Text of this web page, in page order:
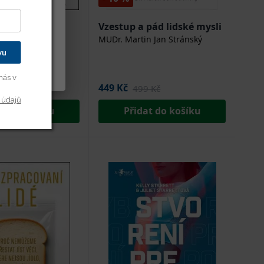
Hanna-
Ali Roff
do košíku
Vzestup a pád lidské mysli
MUDr. Martin Jan Stránský
449 Kč 499 Kč
Přidat do košíku
s
vašich
cookies
v